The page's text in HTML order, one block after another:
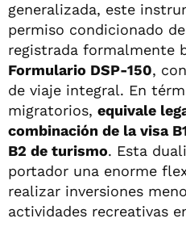
generalizada, este
permiso condicionado
registrada formalmente
Formulario DSP-150,
de viaje integral. En
migratorios, equivale
combinación de la visa
B2 de turismo. Esta
portador una enorme
realizar inversiones
actividades recreativas